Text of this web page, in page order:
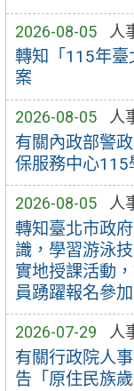
2026-08-05 人
轉知「115年臺
案
2026-08-05 人
有關內政部警
保服務中心115
2026-08-05 人
轉知臺北市政
識，學習游泳
實地授課活動
員踴躍報名參加
2026-07-29 人
有關行政院人
告「原住民族